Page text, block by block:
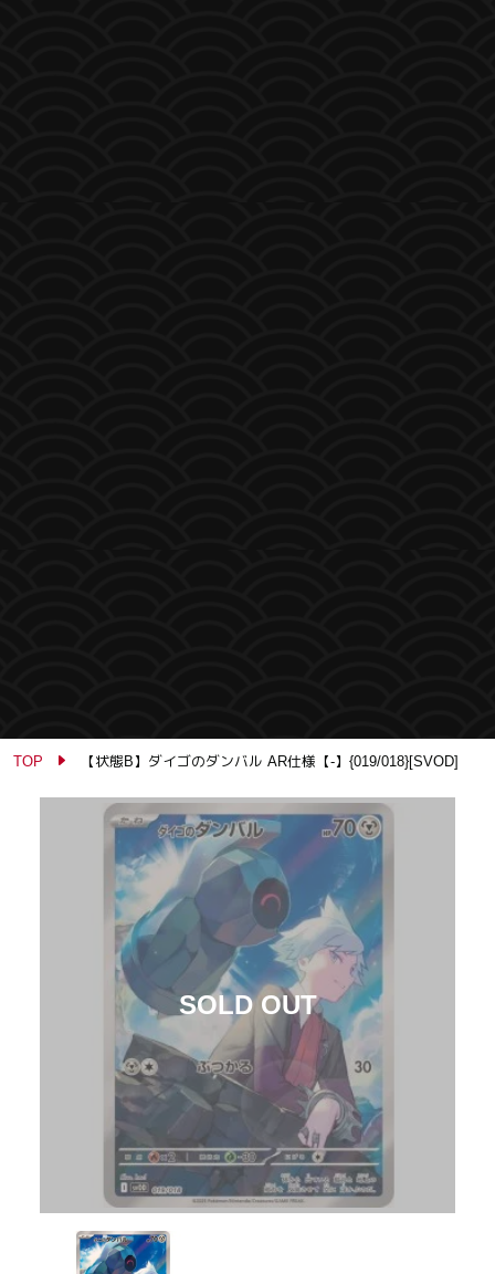
TOP 【状態B】ダイゴのダンバル AR仕様【-】{019/018}[SVOD]